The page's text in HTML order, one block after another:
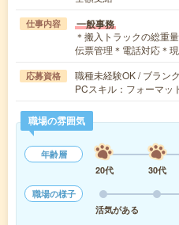
仕事内容 一般事務
＊搬入トラックの総重
伝票管理＊電話対応＊
応募資格
職種未経験OK / ブラン
PCスキル：フォーマッ
職場の雰囲気
年齢層
20代
30代
職場の様子
活気がある